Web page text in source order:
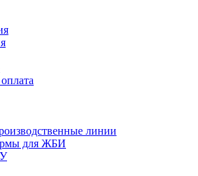
линии
для ЖБИ